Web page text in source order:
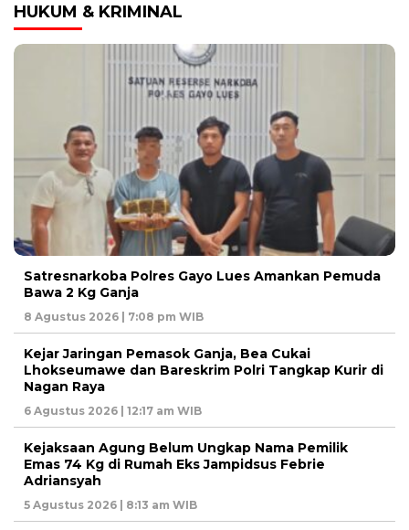
HUKUM & KRIMINAL
Satresnarkoba Polres Gayo Lues Amankan Pemuda
Bawa 2 Kg Ganja
8 Agustus 2026 | 7:08 pm WIB
Kejar Jaringan Pemasok Ganja, Bea Cukai
Lhokseumawe dan Bareskrim Polri Tangkap Kurir di
Nagan Raya
6 Agustus 2026 | 12:17 am WIB
Kejaksaan Agung Belum Ungkap Nama Pemilik
Emas 74 Kg di Rumah Eks Jampidsus Febrie
Adriansyah
5 Agustus 2026 | 8:13 am WIB